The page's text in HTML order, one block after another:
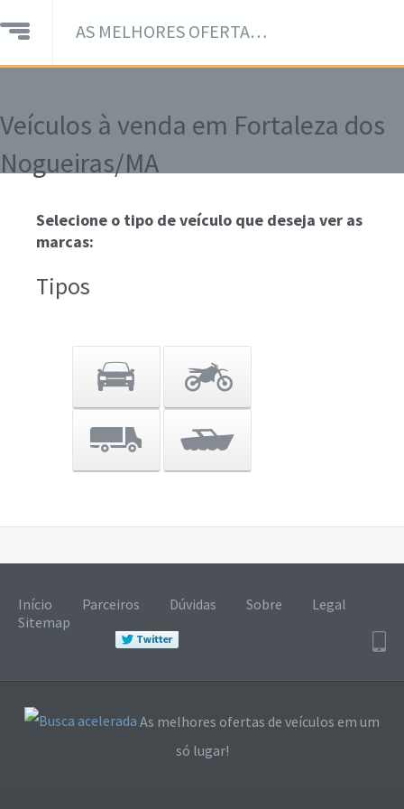
AS MELHORES OFERTAS DE VEÍCULOS EM UM SÓ LUGAR!
Veículos à venda em Fortaleza dos
Nogueiras/MA
Selecione o tipo de veículo que deseja ver as
marcas:
Tipos
Início Parceiros Dúvidas Sobre
Legal
Sitemap
As melhores ofertas de veículos em um
só lugar!